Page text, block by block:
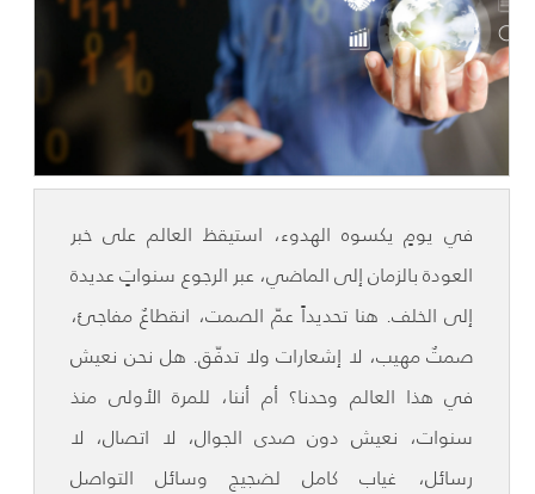
في يومٍ يكسوه الهدوء، استيقظ العالم على خبر
العودة بالزمان إلى الماضي، عبر الرجوع سنواتٍ عديدة
إلى الخلف. هنا تحديداً عمّ الصمت، انقطاعٌ مفاجئ،
صمتٌ مهيب، لا إشعارات ولا تدفّق. هل نحن نعيش
في هذا العالم وحدنا؟ أم أننا، للمرة الأولى منذ
سنوات، نعيش دون صدى الجوال، لا اتصال، لا
رسائل، غياب كامل لضجيج وسائل التواصل